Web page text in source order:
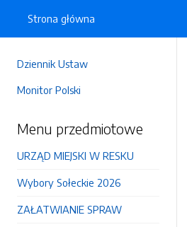
Dziennik Ustaw
Monitor Polski
Menu przedmiotowe
URZĄD MIEJSKI W RESKU
Wybory Sołeckie 2026
ZAŁATWIANIE SPRAW
Strona główna